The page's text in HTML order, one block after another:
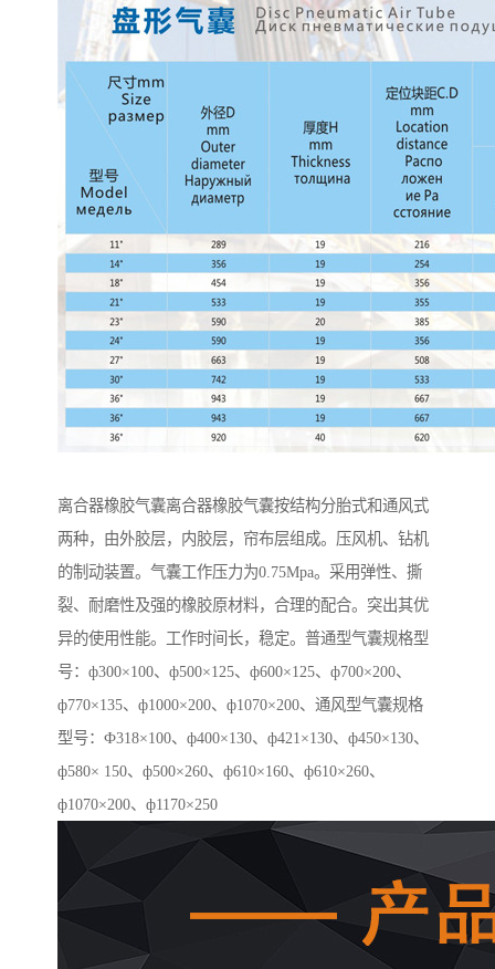
离合器橡胶气囊离合器橡胶气囊按结构分胎式和通风式
两种，由外胶层，内胶层，帘布层组成。压风机、钻机
的制动装置。气囊工作压力为0.75Mpa。采用弹性、撕
裂、耐磨性及强的橡胶原材料，合理的配合。突出其优
异的使用性能。工作时间长，稳定。普通型气囊规格型
号：ф300×100、ф500×125、ф600×125、ф700×200、
ф770×135、ф1000×200、ф1070×200、通风型气囊规格
型号：Ф318×100、ф400×130、ф421×130、ф450×130、
ф580× 150、ф500×260、ф610×160、ф610×260、
ф1070×200、ф1170×250